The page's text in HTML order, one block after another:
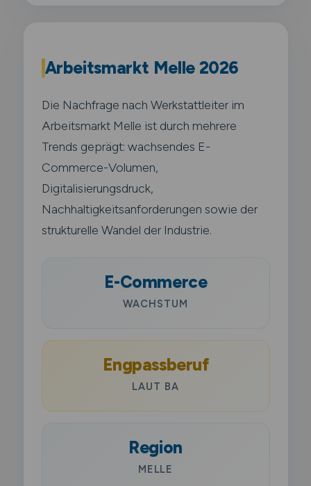
Arbeitsmarkt Melle 2026
Die Nachfrage nach Werkstattleiter im
Arbeitsmarkt Melle ist durch mehrere
Trends geprägt: wachsendes E-
Commerce-Volumen,
Digitalisierungsdruck,
Nachhaltigkeitsanforderungen sowie der
strukturelle Wandel der Industrie.
E-Commerce
WACHSTUM
Engpassberuf
LAUT BA
Region
MELLE